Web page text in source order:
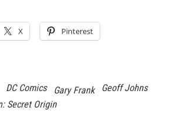
X Pinterest
DC Comics Gary Frank
Geoff Johns
Secret Origin